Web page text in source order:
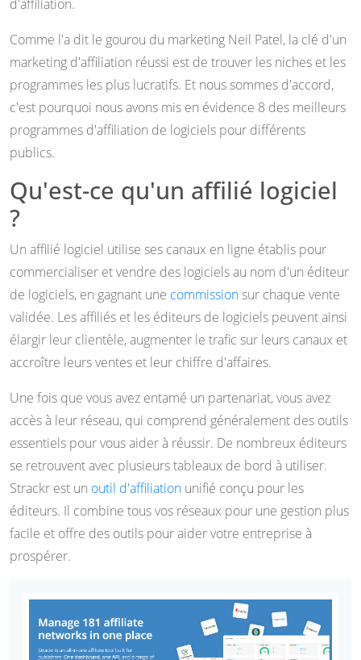
d'affiliation.
Comme l'a dit le gourou du marketing Neil Patel, la clé d'un
marketing d'affiliation réussi est de trouver les niches et les
programmes les plus lucratifs. Et nous sommes d'accord,
c'est pourquoi nous avons mis en évidence 8 des meilleurs
programmes d'affiliation de logiciels pour différents
publics.
Qu'est-ce qu'un affilié logiciel
?
Un affilié logiciel utilise ses canaux en ligne établis pour
commercialiser et vendre des logiciels au nom d'un éditeur
de logiciels, en gagnant une commissionsur chaque vente
validée. Les affiliés et les éditeurs de logiciels peuvent ainsi
élargir leur clientèle, augmenter le trafic sur leurs canaux et
accroître leurs ventes et leur chiffre d'affaires.
Une fois que vous avez entamé un partenariat, vous avez
accès à leur réseau, qui comprend généralement des outils
essentiels pour vous aider à réussir. De nombreux éditeurs
se retrouvent avec plusieurs tableaux de bord à utiliser.
Strackr est un outil d'affiliation unifié conçu pour les
éditeurs. Il combine tous vos réseaux pour une gestion plus
facile et offre des outils pour aider votre entreprise à
prospérer.